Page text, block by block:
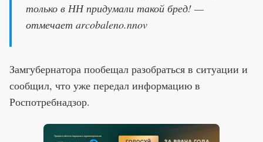
только в НН придумали такой бред! —
отмечает arcobaleno.nnov
Замгубернатора пообещал разобраться в ситуации и
сообщил, что уже передал информацию в
Роспотребнадзор.